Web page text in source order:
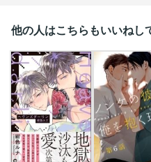
他の人はこちらもいいねし